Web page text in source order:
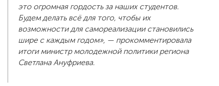
это огромная гордость за наших студентов.
Будем делать всё для того, чтобы их
возможности для самореализации становились
шире с каждым годом», — прокомментировала
итоги министр молодежной политики региона
Светлана Ануфриева.